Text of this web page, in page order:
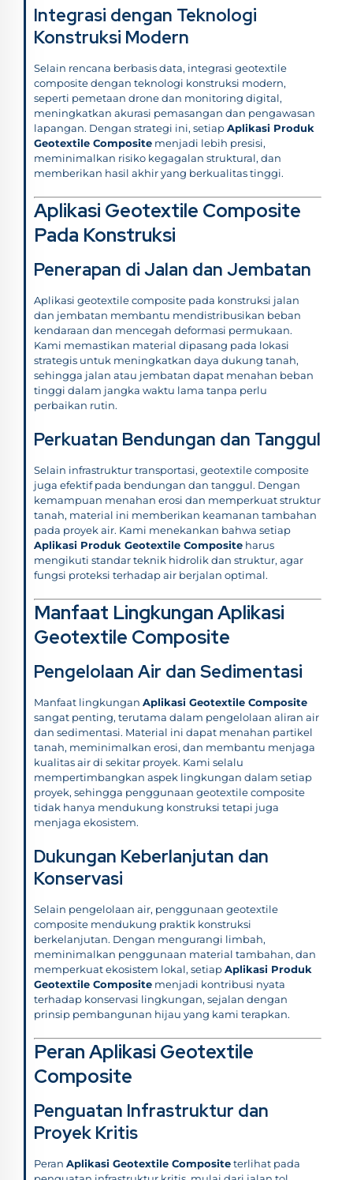
Integrasi dengan Teknologi
Konstruksi Modern
Selain rencana berbasis data, integrasi geotextile
composite dengan teknologi konstruksi modern,
seperti pemetaan drone dan monitoring digital,
meningkatkan akurasi pemasangan dan pengawasan
lapangan. Dengan strategi ini, setiapAplikasi Produk
Geotextile Composite menjadi lebih presisi,
meminimalkan risiko kegagalan struktural, dan
memberikan hasil akhir yang berkualitas tinggi.
Aplikasi Geotextile Composite
Pada Konstruksi
Penerapan di Jalan dan Jembatan
Aplikasi geotextile composite pada konstruksi jalan
dan jembatan membantu mendistribusikan beban
kendaraan dan mencegah deformasi permukaan.
Kami memastikan material dipasang pada lokasi
strategis untuk meningkatkan daya dukung tanah,
sehingga jalan atau jembatan dapat menahan beban
tinggi dalam jangka waktu lama tanpa perlu
perbaikan rutin.
Perkuatan Bendungan dan Tanggul
Selain infrastruktur transportasi, geotextile composite
juga efektif pada bendungan dan tanggul. Dengan
kemampuan menahan erosi dan memperkuat struktur
tanah, material ini memberikan keamanan tambahan
pada proyek air. Kami menekankan bahwa setiap
Aplikasi Produk Geotextile Composite harus
mengikuti standar teknik hidrolik dan struktur, agar
fungsi proteksi terhadap air berjalan optimal.
Manfaat Lingkungan Aplikasi
Geotextile Composite
Pengelolaan Air dan Sedimentasi
Manfaat lingkungan Aplikasi Geotextile Composite
sangat penting, terutama dalam pengelolaan aliran air
dan sedimentasi. Material ini dapat menahan partikel
tanah, meminimalkan erosi, dan membantu menjaga
kualitas air di sekitar proyek. Kami selalu
mempertimbangkan aspek lingkungan dalam setiap
proyek, sehingga penggunaan geotextile composite
tidak hanya mendukung konstruksi tetapi juga
menjaga ekosistem.
Dukungan Keberlanjutan dan
Konservasi
Selain pengelolaan air, penggunaan geotextile
composite mendukung praktik konstruksi
berkelanjutan. Dengan mengurangi limbah,
meminimalkan penggunaan material tambahan, dan
memperkuat ekosistem lokal, setiapAplikasi Produk
Geotextile Composite menjadi kontribusi nyata
terhadap konservasi lingkungan, sejalan dengan
prinsip pembangunan hijau yang kami terapkan.
Peran Aplikasi Geotextile
Composite
Penguatan Infrastruktur dan
Proyek Kritis
Peran Aplikasi Geotextile Compositeterlihat pada